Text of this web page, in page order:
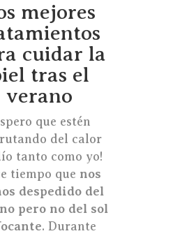
mejores
cuidar la
tras el
verano
que estén
del calor
tanto como yo!
tiempo que nos
despedido del
pero no del sol
. Durante